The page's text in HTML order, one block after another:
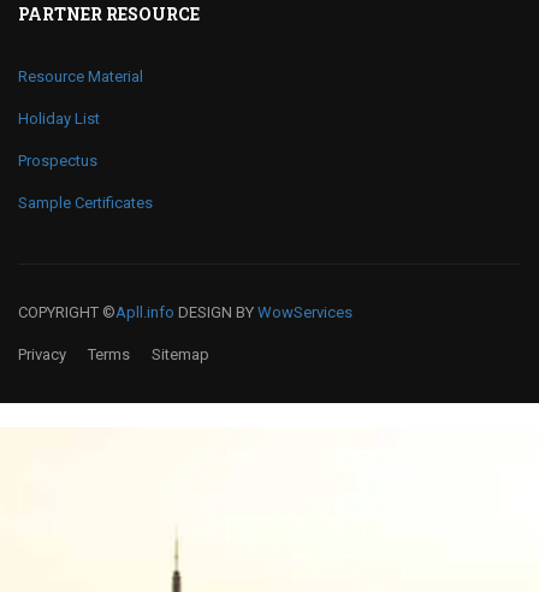
PARTNER RESOURCE
Resource Material
Holiday List
Prospectus
Sample Certificates
COPYRIGHT ©Apll.info DESIGN BY WowServices
Privacy Terms Sitemap